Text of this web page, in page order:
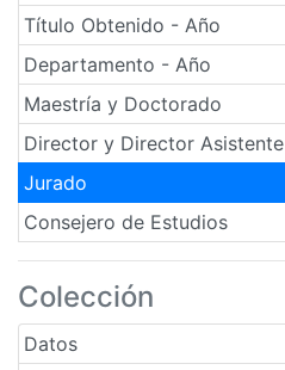
Título Obtenido - Año
Departamento - Año
Maestría y Doctorado
Director y Director Asistente
Jurado
Consejero de Estudios
Colección
Datos